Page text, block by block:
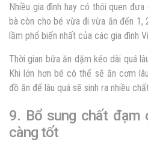
Nhiều gia đình hay có thói quen
bà còn cho bé vừa đi vừa ăn đến 1,
lầm phổ biến nhất của các gia đình
Thời gian bữa ăn dặm kéo dài quá
Khi lớn hơn bé có thể sẽ ăn cơm
đồ ăn để lâu quá sẽ sinh ra nhiều
9. Bổ sung chất đạm
càng tốt